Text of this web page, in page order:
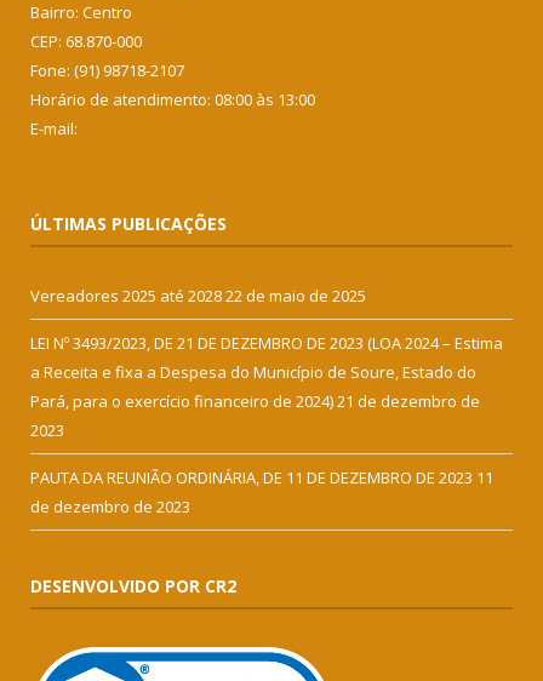
Bairro: Centro
CEP: 68.870-000
Fone: (91) 98718-2107
Horário de atendimento: 08:00 às 13:00
E-mail:
ÚLTIMAS PUBLICAÇÕES
Vereadores 2025 até 202822 de maio de 2025
LEI Nº 3493/2023, DE 21 DE DEZEMBRO DE 2023 (LOA 2024 – Estima
a Receita e fixa a Despesa do Município de Soure, Estado do
Pará, para o exercício financeiro de 2024)21 de dezembro de
2023
PAUTA DA REUNIÃO ORDINÁRIA, DE 11 DE DEZEMBRO DE 2023 11
de dezembro de 2023
DESENVOLVIDO POR CR2